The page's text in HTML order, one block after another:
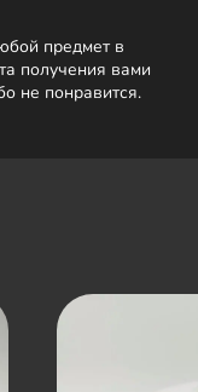
предмет в
получения вами
не понравится.